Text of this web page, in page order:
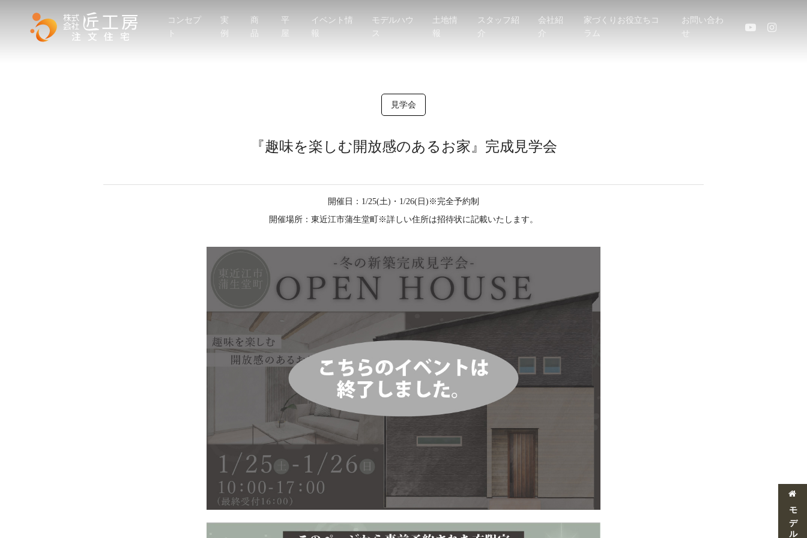
コンセプ
ト
実
例
商
品
平
屋
イベント情
報
モデルハウ
ス
土地情
報
スタッフ紹
介
会社紹
介
家づくりお役立ちコ
ラム
お問い合わ
せ
youtube instagram
見学会
『趣味を楽しむ開放感のあるお家』完成見学会
開催日：1/25(土)・1/26(日)※完全予約制
開催場所：東近江市蒲生堂町※詳しい住所は招待状に記載いたします。